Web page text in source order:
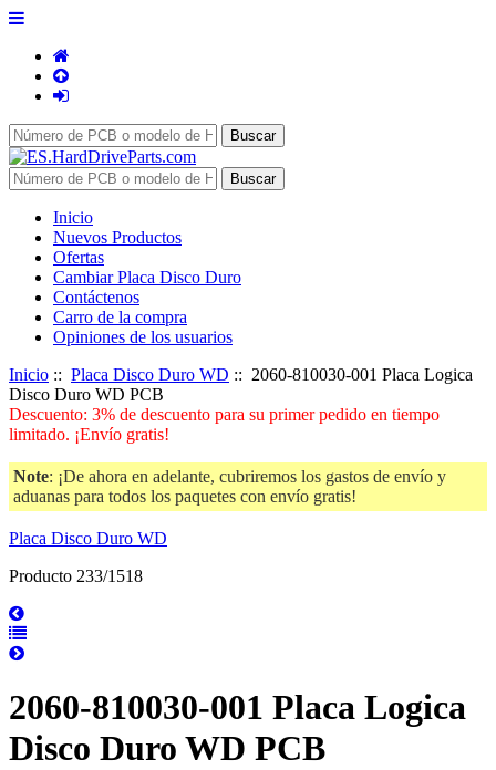
Inicio
Nuevos Productos
Ofertas
Cambiar Placa Disco Duro
Contáctenos
Carro de la compra
Opiniones de los usuarios
Inicio :: Placa Disco Duro WD :: 2060-810030-001 Placa Logica
Disco Duro WD PCB
Descuento: 3% de descuento para su primer pedido en tiempo
limitado. ¡Envío gratis!
Note: ¡De ahora en adelante, cubriremos los gastos de envío y
aduanas para todos los paquetes con envío gratis!
Placa Disco Duro WD
Producto 233/1518
2060-810030-001 Placa Logica
Disco Duro WD PCB